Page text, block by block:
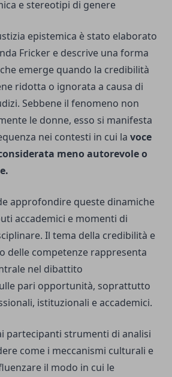
e stereotipi di genere
epistemica è stato elaborato
Fricker e descrive una forma
emerge quando la credibilità
ridotta o ignorata a causa di
Sebbene il fenomeno non
le donne, esso si manifesta
nei contesti in cui la voce
meno autorevole o
approfondire queste dinamiche
accademici e momenti di
Il tema della credibilità e
delle competenze rappresenta
nel dibattito
pari opportunità, soprattutto
istituzionali e accademici.
partecipanti strumenti di analisi
come i meccanismi culturali e
il modo in cui le